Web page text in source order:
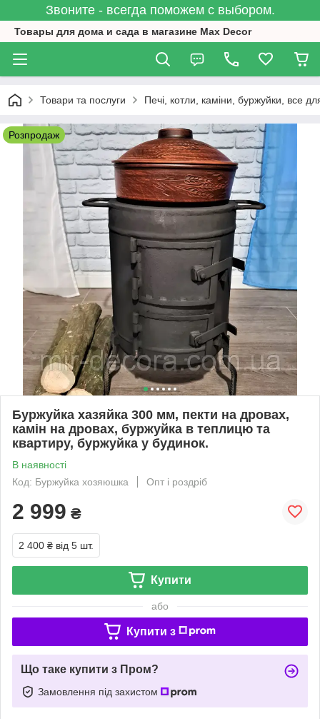
Звоните - всегда поможем с выбором.
Товары для дома и сада в магазине Max Decor
Товари та послуги Печі, котли, каміни, буржуйки, все
Розпродаж
Буржуйка хазяйка 300 мм, пекти на дровах,
камін на дровах, буржуйка в теплицю та
квартиру, буржуйка у будинок.
В наявності
Код: Буржуйка хозяюшка
Опт і роздріб
2 999 ₴
2 400 ₴ від 5 шт.
Купити
або
Купити з
Що таке купити з Пром?
Замовлення під захистом